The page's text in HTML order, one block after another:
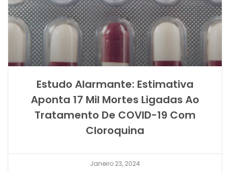
Estudo Alarmante: Estimativa
Aponta 17 Mil Mortes Ligadas Ao
Tratamento De COVID-19 Com
Cloroquina
Janeiro 23, 2024